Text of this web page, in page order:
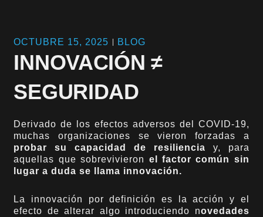
OCTUBRE 15, 2025 BLOG
INNOVACIÓN ≠
SEGURIDAD
Derivado de los efectos adversos del COVID-19,
muchas organizaciones se vieron forzadas a
probar su capacidad de resiliencia y, para
aquellas que sobrevivieron el factor común sin
lugar a duda se llama innovación.
La innovación por definición es la acción y el
efecto de alterar algo introduciendo novedades